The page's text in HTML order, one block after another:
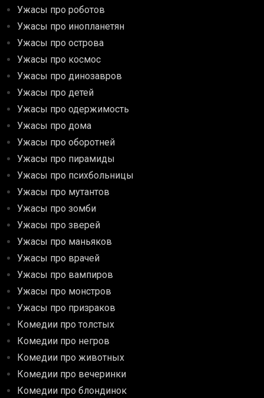
Ужасы про роботов
Ужасы про инопланетян
Ужасы про острова
Ужасы про космос
Ужасы про динозавров
Ужасы про детей
Ужасы про одержимость
Ужасы про дома
Ужасы про оборотней
Ужасы про пирамиды
Ужасы про психбольницы
Ужасы про мутантов
Ужасы про зомби
Ужасы про зверей
Ужасы про маньяков
Ужасы про врачей
Ужасы про вампиров
Ужасы про монстров
Ужасы про призраков
Комедии про толстых
Комедии про негров
Комедии про животных
Комедии про вечеринки
Комедии про блондинок